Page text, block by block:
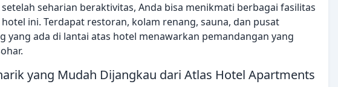
seharian beraktivitas, Anda bisa menikmati berbagai fasilitas
ini. Terdapat restoran, kolam renang, sauna, dan pusat
yang ada di lantai atas hotel menawarkan pemandangan yang
yang Mudah Dijangkau dari Atlas Hotel Apartments